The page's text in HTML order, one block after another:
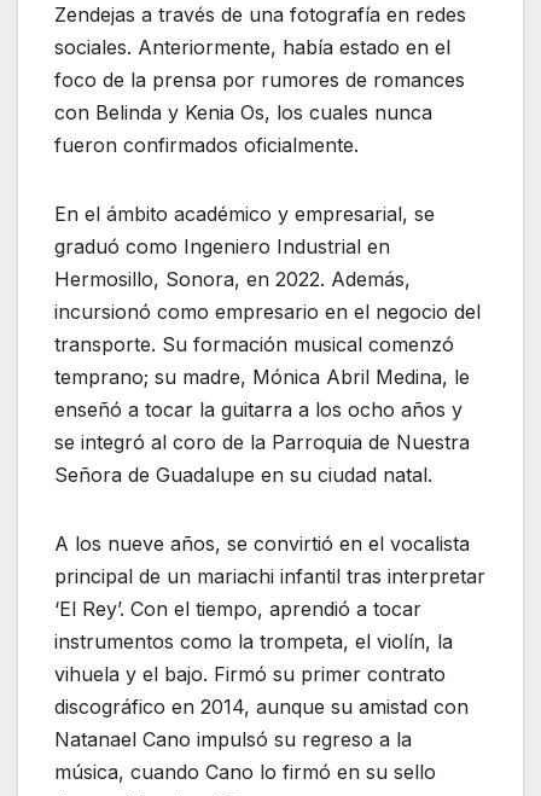
Zendejas a través de una fotografía en redes
sociales. Anteriormente, había estado en el
foco de la prensa por rumores de romances
con Belinda y Kenia Os, los cuales nunca
fueron confirmados oficialmente.
En el ámbito académico y empresarial, se
graduó como Ingeniero Industrial en
Hermosillo, Sonora, en 2022. Además,
incursionó como empresario en el negocio del
transporte. Su formación musical comenzó
temprano; su madre, Mónica Abril Medina, le
enseñó a tocar la guitarra a los ocho años y
se integró al coro de la Parroquia de Nuestra
Señora de Guadalupe en su ciudad natal.
A los nueve años, se convirtió en el vocalista
principal de un mariachi infantil tras interpretar
‘El Rey’. Con el tiempo, aprendió a tocar
instrumentos como la trompeta, el violín, la
vihuela y el bajo. Firmó su primer contrato
discográfico en 2014, aunque su amistad con
Natanael Cano impulsó su regreso a la
música, cuando Cano lo firmó en su sello